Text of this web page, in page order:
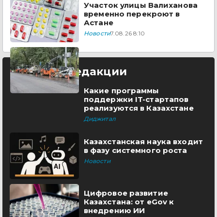
Участок улицы Валиханова
временно перекроют в
Астане
Новости7.08.26 8:10
Выбор редакции
Какие программы
поддержки IT-стартапов
реализуются в Казахстане
Диджитал
Казахстанская наука входит
в фазу системного роста
Новости
Цифровое развитие
Казахстана: от eGov к
внедрению ИИ